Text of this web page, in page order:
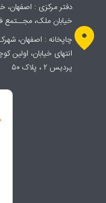
دفتر مرکزی : اصفهان،
خیابان ملک، مجــتمع
انتهای خیابان،
پردیس ۲ ، پلاک ۵۰